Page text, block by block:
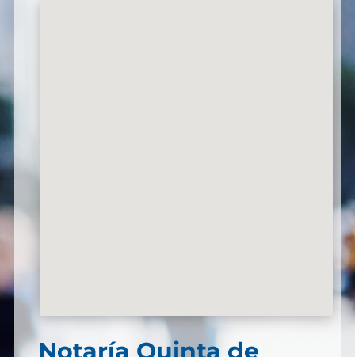
Notaría Quinta de